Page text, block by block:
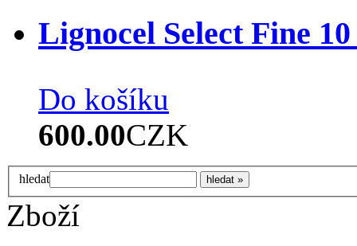
Lignocel Select Fine
Do košíku
600.00CZK
hledat
Zboží